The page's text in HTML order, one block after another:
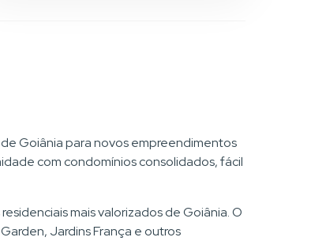
de Goiânia para novos empreendimentos
com condomínios consolidados, fácil
mais valorizados de Goiânia. O
Jardins França e outros